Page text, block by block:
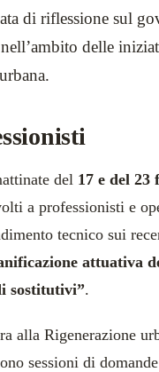
di riflessione sul
delle
del 17 e del 23
a professionisti e
tecnico sui
attuativa
sostitutivi”.
alla Rigenerazione
sessioni di